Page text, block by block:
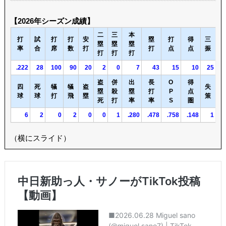
【2026年シーズン成績】
打
率
試
合
打
席
打
数
安
打
二
塁
打
三
塁
打
本
塁
打
塁
打
打
点
得
点
三
振
.222 28 100 90 20 2 0 7 43 15 10 25
四
球
死
球
犠
打
犠
飛
盗
塁
盗
塁
死
併
殺
打
出
塁
率
長
打
率
O
P
S
得
点
圏
失
策
6 2 0 2 0 0 1 .280 .478 .758 .148 1
（横にスライド）